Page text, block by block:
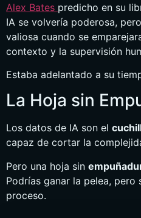
Alex Bates predicho en su
IA se volvería poderosa,
valiosa cuando se
contexto y la supervisión
Estaba adelantado a su
La Hoja sin
Los datos de IA son el
capaz de cortar la
Pero una hoja sin
Podrías ganar la pelea, pero
proceso.